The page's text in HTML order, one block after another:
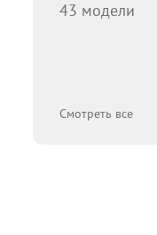
43 модели
Смотреть все